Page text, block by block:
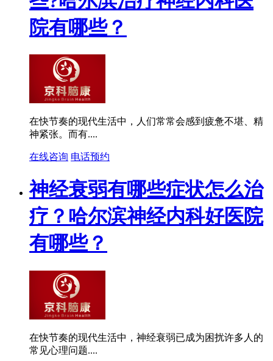
院有哪些？
在快节奏的现代生活中，人们常常会感到疲惫不堪、精
神紧张。而有....
在线咨询 电话预约
神经衰弱有哪些症状怎么治
疗？哈尔滨神经内科好医院
有哪些？
在快节奏的现代生活中，神经衰弱已成为困扰许多人的
常见心理问题....